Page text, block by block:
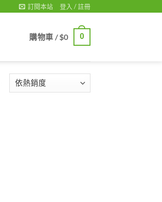
訂閱本站 登入 / 註冊
購物車 /$0 0